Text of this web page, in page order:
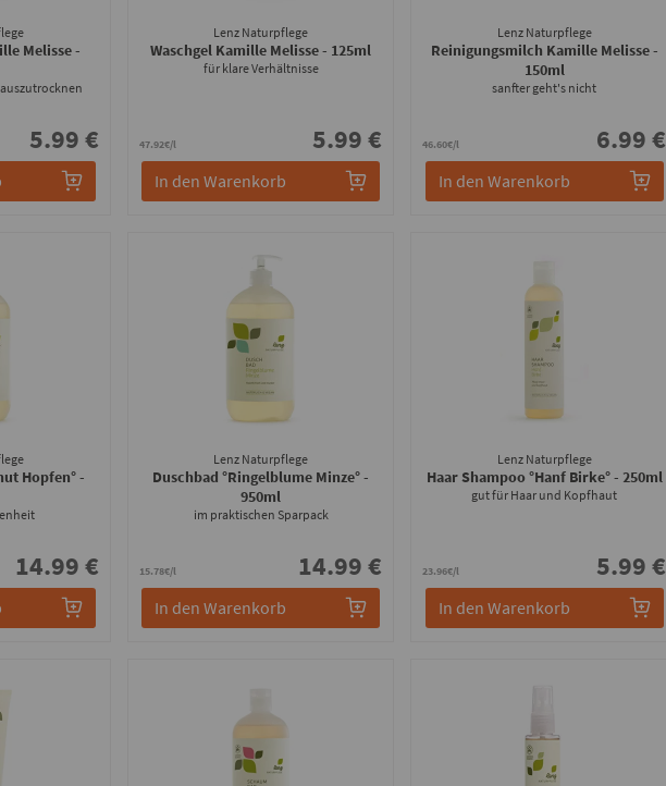
Melisse-
5.99 €
Lenz Naturpflege
Waschgel Kamille Melisse- 125ml
für klare Verhältnisse
47.92€/l 5.99 €
In den Warenkorb
Lenz Naturpflege
Reinigungsmilch Kamille Melisse-
150ml
sanfter geht's nicht
46.60€/l 6.99 €
In den Warenkorb
Hopfen°-
14.99 €
Lenz Naturpflege
Duschbad °Ringelblume Minze°-
950ml
im praktischen Sparpack
15.78€/l 14.99 €
In den Warenkorb
Lenz Naturpflege
Haar Shampoo °Hanf Birke°- 250ml
gut für Haar und Kopfhaut
23.96€/l 5.99 €
In den Warenkorb